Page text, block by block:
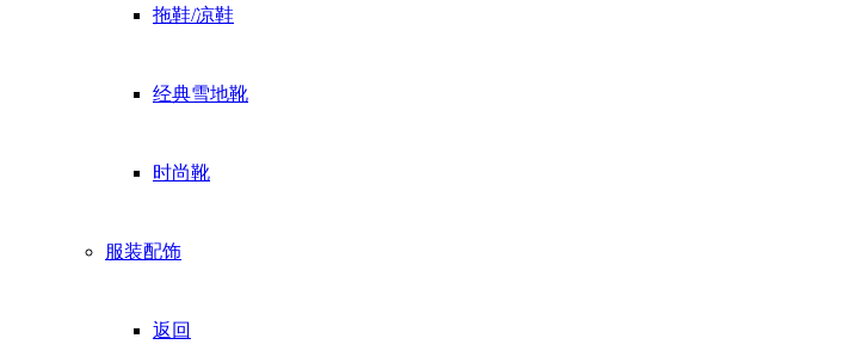
拖鞋/凉鞋
经典雪地靴
时尚靴
服装配饰
返回